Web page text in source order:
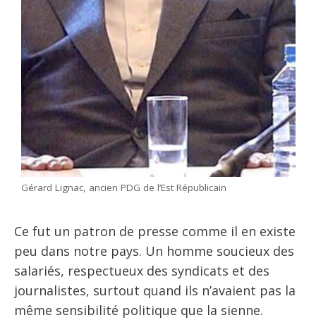
Gérard Lignac, ancien PDG de l’Est Républicain
Ce fut un patron de presse comme il en existe
peu dans notre pays. Un homme soucieux des
salariés, respectueux des syndicats et des
journalistes, surtout quand ils n’avaient pas la
même sensibilité politique que la sienne.